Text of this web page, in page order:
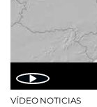
VÍDEO NOTICIAS